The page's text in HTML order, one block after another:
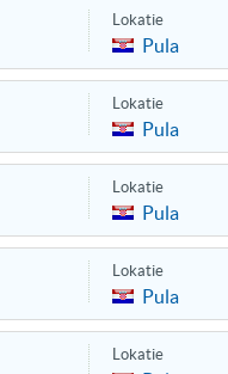
Lokatie
Pula
Lokatie
Pula
Lokatie
Pula
Lokatie
Pula
Lokatie